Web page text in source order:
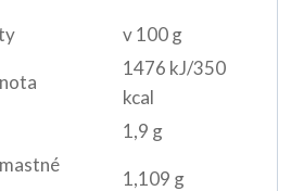
v 100 g
1476 kJ/350
kcal
1,9 g
1,109 g